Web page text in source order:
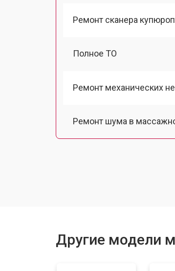
Ремонт сканера
Полное ТО
Ремонт механических
Ремонт шума в
Другие модели